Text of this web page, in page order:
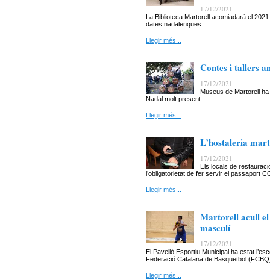
17/12/2021
La Biblioteca Martorell acomiadarà el
dates nadalenques.
Llegir més...
Contes i tallers
17/12/2021
Museus de Martorell
Nadal molt present.
Llegir més...
L’hostaleria
17/12/2021
Els locals de
l’obligatorietat de fer servir el passaport
Llegir més...
Martorell acull el
masculí
17/12/2021
El Pavelló Esportiu Municipal ha estat
Federació Catalana de Basquetbol
Llegir més...